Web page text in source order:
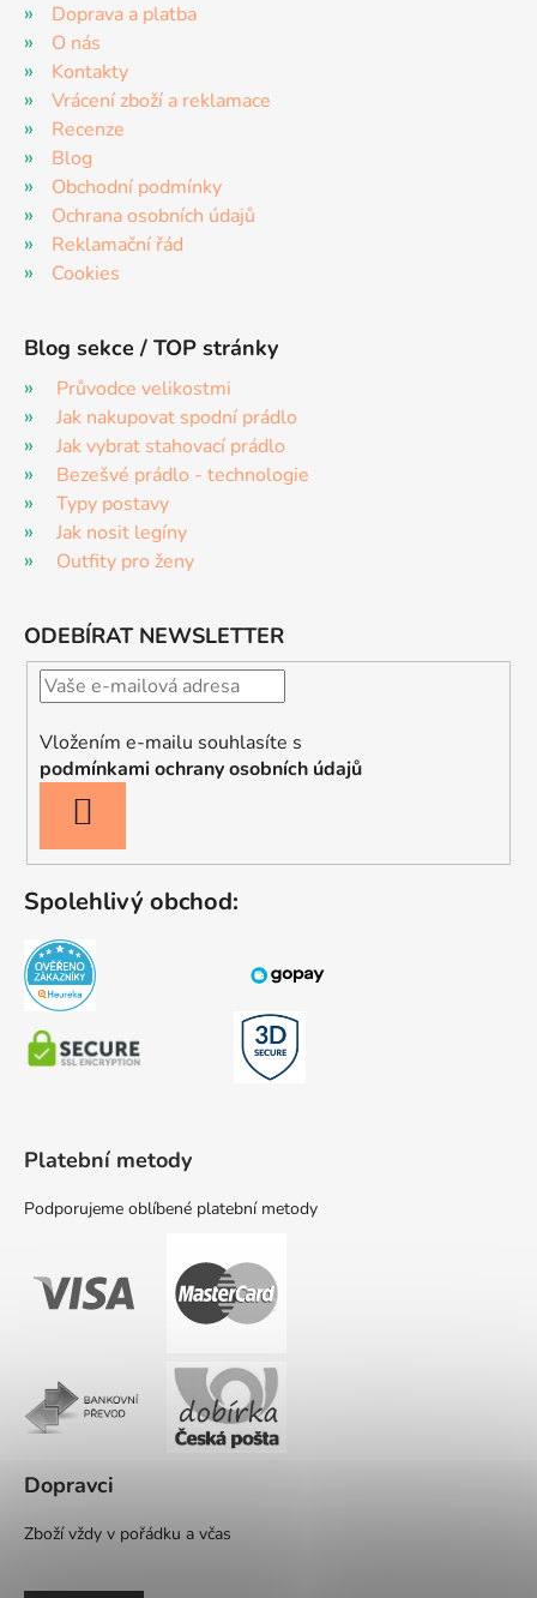
Doprava a platba
O nás
Kontakty
Vrácení zboží a reklamace
Recenze
Blog
Obchodní podmínky
Ochrana osobních údajů
Reklamační řád
Cookies
Blog sekce / TOP stránky
Průvodce velikostmi
Jak nakupovat spodní prádlo
Jak vybrat stahovací prádlo
Bezešvé prádlo - technologie
Typy postavy
Jak nosit legíny
Outfity pro ženy
ODEBÍRAT NEWSLETTER
Vložením e-mailu souhlasíte s
podmínkami ochrany osobních údajů
SE
Spolehlivý obchod:
Platební metody
Podporujeme oblíbené platební metody
Dopravci
Zboží vždy v pořádku a včas